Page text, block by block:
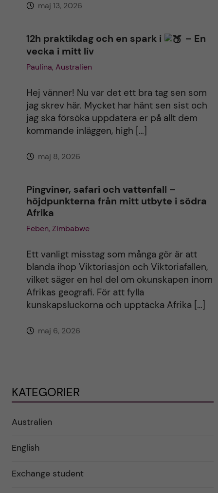
maj 13, 2026
12h praktikdag och en spark i
– En
vecka i mitt liv
Paulina, Australien
Hej vänner! Nu var det ett bra tag sen som
jag skrev här. Mycket har hänt sen sist och
jag ska försöka uppdatera er på allt dem
kommande inläggen, high […]
maj 8, 2026
Pingviner, safari och vattenfall –
höjdpunkterna från mitt utbyte i södra
Afrika
Feben, Zimbabwe
Ett vanligt misstag som många gör är att
blanda ihop Viktoriasjön och Viktoriafallen,
vilket säger en hel del om okunskapen inom
Afrikas geografi. För att fylla
kunskapsluckorna och upptäcka Afrika […]
maj 6, 2026
KATEGORIER
Australien
English
Exchange student